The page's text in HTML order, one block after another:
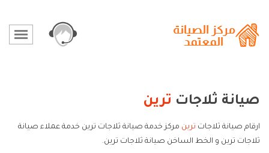
صيانة ثلاجات ترين
ارقام صيانة ثلاجات ترين مركز خدمة صيانة ثلاجات ترين خدمة عملاء صيانة
ثلاجات ترين و الخط الساخن صيانة ثلاجات ترين.